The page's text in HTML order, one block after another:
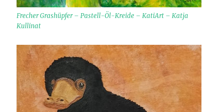
Frecher Grashüpfer – Pastell-Öl-Kreide – KatiArt – Katja
Kullinat